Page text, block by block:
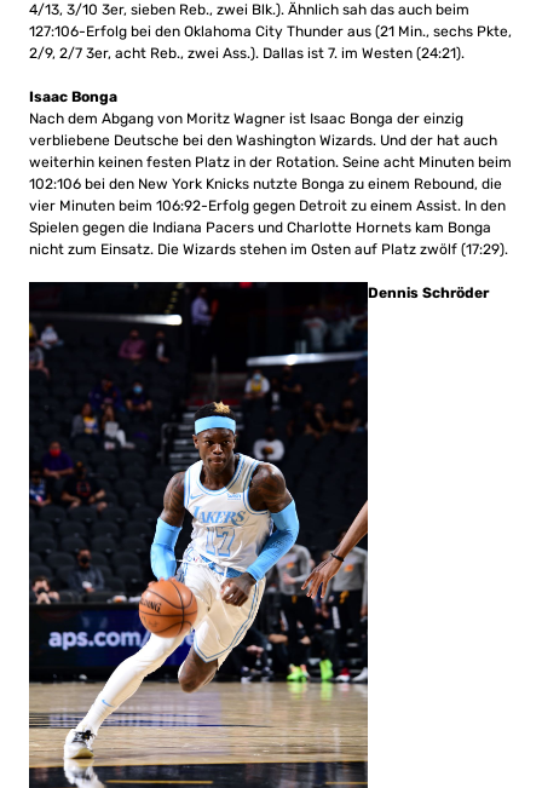
4/13, 3/10 3er, sieben Reb., zwei Blk.). Ähnlich sah das auch beim
127:106-Erfolg bei den Oklahoma City Thunder aus (21 Min., sechs Pkte,
2/9, 2/7 3er, acht Reb., zwei Ass.). Dallas ist 7. im Westen (24:21).
Isaac Bonga
Nach dem Abgang von Moritz Wagner ist Isaac Bonga der einzig
verbliebene Deutsche bei den Washington Wizards. Und der hat auch
weiterhin keinen festen Platz in der Rotation. Seine acht Minuten beim
102:106 bei den New York Knicks nutzte Bonga zu einem Rebound, die
vier Minuten beim 106:92-Erfolg gegen Detroit zu einem Assist. In den
Spielen gegen die Indiana Pacers und Charlotte Hornets kam Bonga
nicht zum Einsatz. Die Wizards stehen im Osten auf Platz zwölf (17:29).
Dennis Schröder